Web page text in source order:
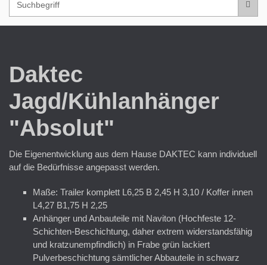
Daktec
Jagd/Kühlanhänger
"Absolut"
Die Eigenentwicklung aus dem Hause DAKTEC kann individuell
auf die Bedürfnisse angepasst werden.
Maße: Trailer komplett L6,25 B 2,45 H 3,10 / Koffer innen
L4,27 B1,75 H 2,25
Anhänger und Anbauteile mit Naviton (Hochfeste 12-
Schichten-Beschichtung, daher extrem widerstandsfähig
und kratzunempfindlich) in Frabe grün lackiert
Pulverbeschichtung sämtlicher Abbauteile in schwarz